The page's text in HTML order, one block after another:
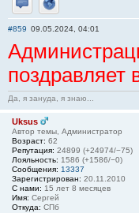
Отправить личное
Сайт
#859 09.05.2024, 04:01
Да, я зануда, я знаю...
Uksus
Автор темы, Администратор
Возраст: 62
Репутация: 24899 (+24974/−75)
Лояльность: 1586 (+1586/−0)
Сообщения: 13337
Зарегистрирован: 20.11.2010
С нами: 15 лет 8 месяцев
Имя: Сергей
Откуда: СПб